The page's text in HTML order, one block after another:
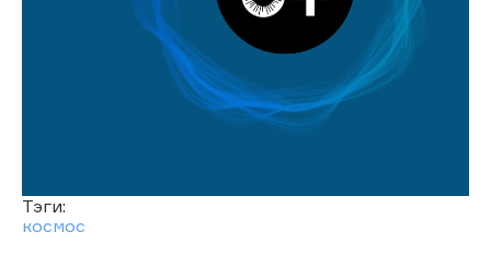
Тэги:
космос